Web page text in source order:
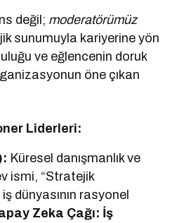
değil; moderatörümüz
sunumuyla kariyerine yön
ve eğlencenin doruk
öne çıkan
Liderleri:
Küresel danışmanlık ve
ismi, “Stratejik
dünyasının rasyonel
Zeka Çağı: İş